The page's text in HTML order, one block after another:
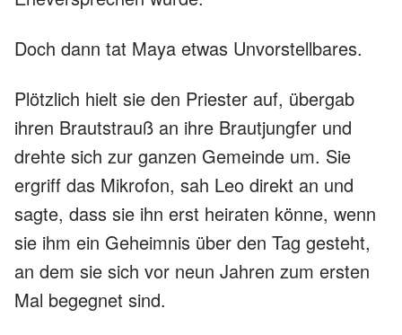
Doch dann tat Maya etwas Unvorstellbares.
Plötzlich hielt sie den Priester auf, übergab
ihren Brautstrauß an ihre Brautjungfer und
drehte sich zur ganzen Gemeinde um. Sie
ergriff das Mikrofon, sah Leo direkt an und
sagte, dass sie ihn erst heiraten könne, wenn
sie ihm ein Geheimnis über den Tag gesteht,
an dem sie sich vor neun Jahren zum ersten
Mal begegnet sind.